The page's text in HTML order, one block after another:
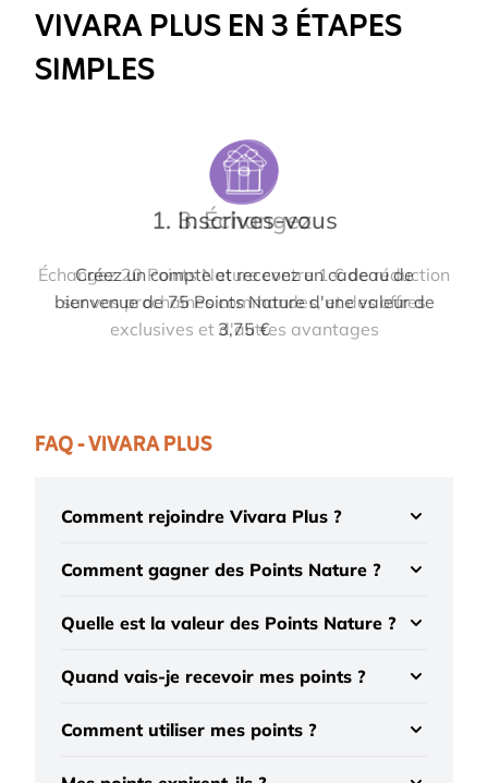
VIVARA PLUS EN 3 ÉTAPES
SIMPLES
1. Inscrives-vous
Créez un compte et recevez un cadeau de
bienvenue de 75 Points Nature d'une valeur de
3,75 €
3. Échangez
Échangez 20 Points Nature contre 1 € de réduction
sur vos prochaines commandes, et des offres
exclusives et d'autres avantages
FAQ - VIVARA PLUS
Comment rejoindre Vivara Plus ?
Comment gagner des Points Nature ?
Quelle est la valeur des Points Nature ?
Quand vais-je recevoir mes points ?
Comment utiliser mes points ?